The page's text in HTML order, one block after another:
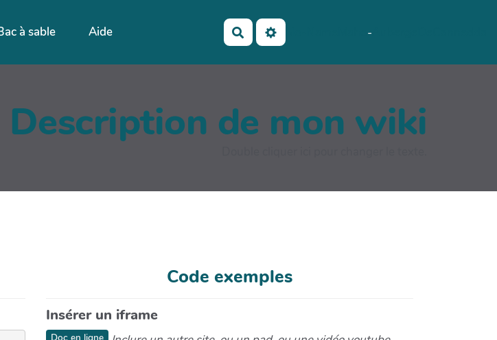
à sable Aide Rechercher -
Description de mon wiki
Code exemples
Insérer un iframe
Doc en ligne